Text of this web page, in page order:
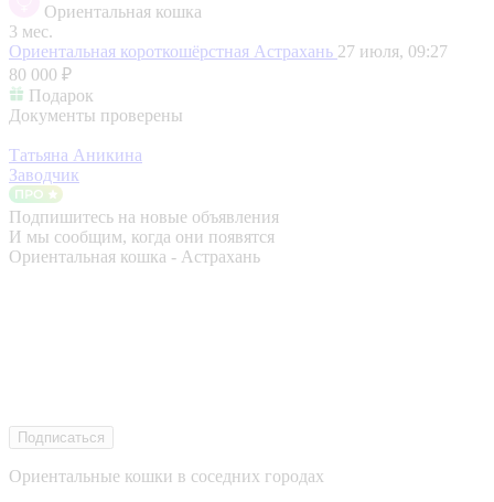
Ориентальная кошка
3 мес.
Ориентальная короткошёрстная Астрахань 27 июля, 09:27
80 000 ₽
Подарок
Документы проверены
Татьяна Аникина
Заводчик
Подпишитесь на новые объявления
И мы сообщим, когда они появятся
Ориентальная кошка - Астрахань
Подписаться
Ориентальные кошки в соседних городах